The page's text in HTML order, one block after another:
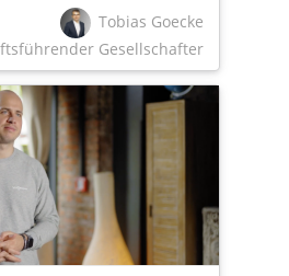
Tobias Goecke
Gesellschafter